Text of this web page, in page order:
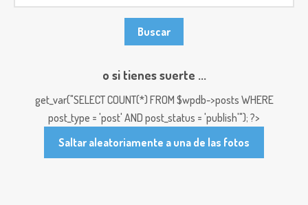
o si tienes suerte ...
get_var("SELECT COUNT(*) FROM $wpdb->posts WHERE
post_type = 'post' AND post_status = 'publish'"); ?>
Saltar aleatoriamente a una de las fotos